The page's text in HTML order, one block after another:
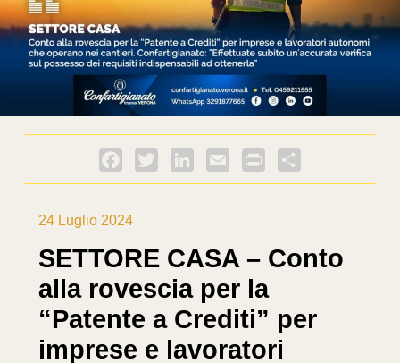
Facebook
Twitter LinkedInEmail PrintFriendly
24 Luglio 2024
SETTORE CASA – Conto
alla rovescia per la
“Patente a Crediti” per
imprese e lavoratori